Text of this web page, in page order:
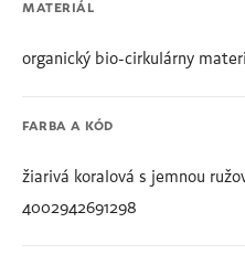
MATERIÁL
organický bio-cirkulárny
FARBA A KÓD
žiarivá koralová s jemnou
4002942691298